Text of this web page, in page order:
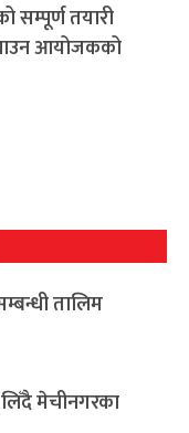
सम्पूर्ण तयारी
आयोजकको
तालिम
लिँदै मेचीनगरका